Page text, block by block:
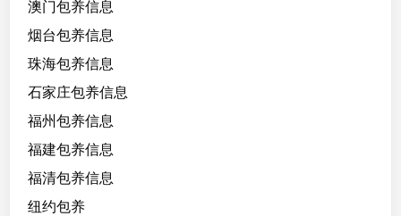
澳门包养信息
烟台包养信息
珠海包养信息
石家庄包养信息
福州包养信息
福建包养信息
福清包养信息
纽约包养